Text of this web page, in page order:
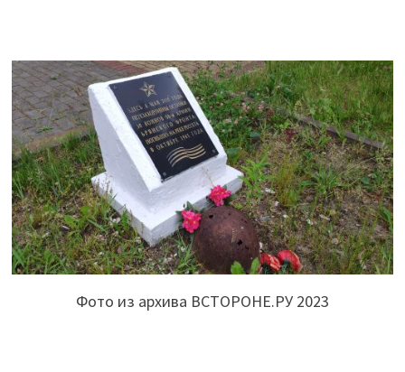
Фото из архива ВСТОРОНЕ.РУ 2023